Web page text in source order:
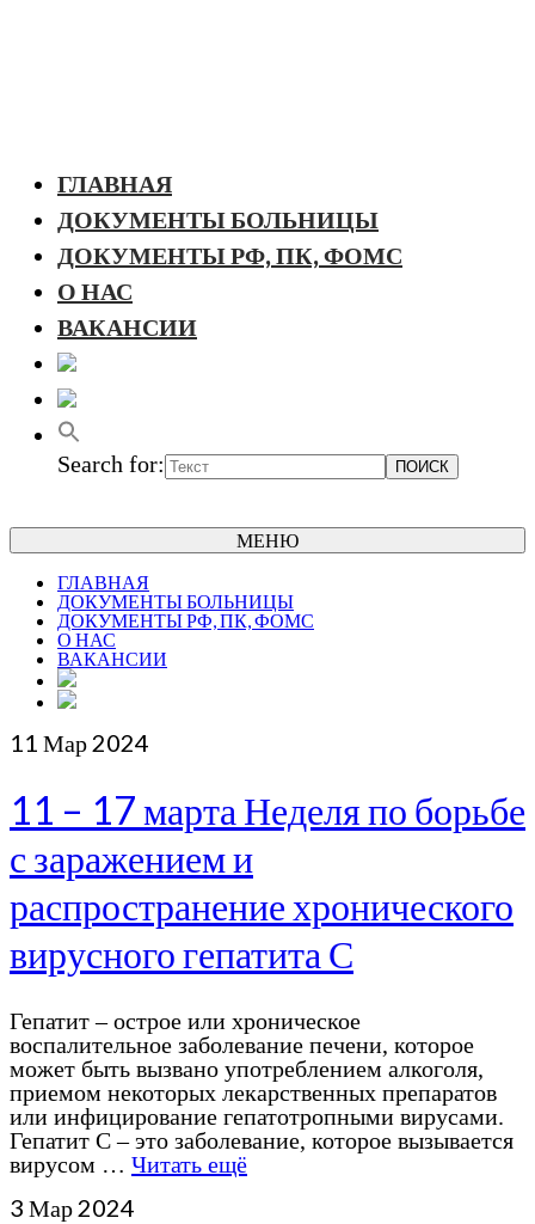
ГЛАВНАЯ
ДОКУМЕНТЫ БОЛЬНИЦЫ
ДОКУМЕНТЫ РФ, ПК, ФОМС
О НАС
ВАКАНСИИ
Search for:
МЕНЮ
ГЛАВНАЯ
ДОКУМЕНТЫ БОЛЬНИЦЫ
ДОКУМЕНТЫ РФ, ПК, ФОМС
О НАС
ВАКАНСИИ
11 Мар 2024
11 – 17 марта Неделя по борьбе
с заражением и
распространение хронического
вирусного гепатита С
Гепатит – острое или хроническое
воспалительное заболевание печени, которое
может быть вызвано употреблением алкоголя,
приемом некоторых лекарственных препаратов
или инфицирование гепатотропными вирусами.
Гепатит С – это заболевание, которое вызывается
вирусом … Читать ещё
3 Мар 2024